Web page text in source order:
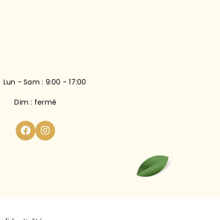
Lun - Sam : 9:00 - 17:00
Dim : fermé